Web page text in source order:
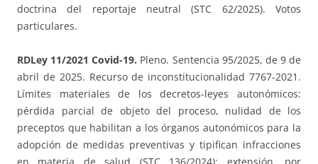
doctrina del reportaje neutral (STC 62/2025). Votos
particulares.
RDLey 11/2021 Covid-19. Pleno. Sentencia 95/2025, de 9 de
abril de 2025. Recurso de inconstitucionalidad 7767-2021.
Límites materiales de los decretos-leyes autonómicos:
pérdida parcial de objeto del proceso, nulidad de los
preceptos que habilitan a los órganos autonómicos para la
adopción de medidas preventivas y tipifican infracciones